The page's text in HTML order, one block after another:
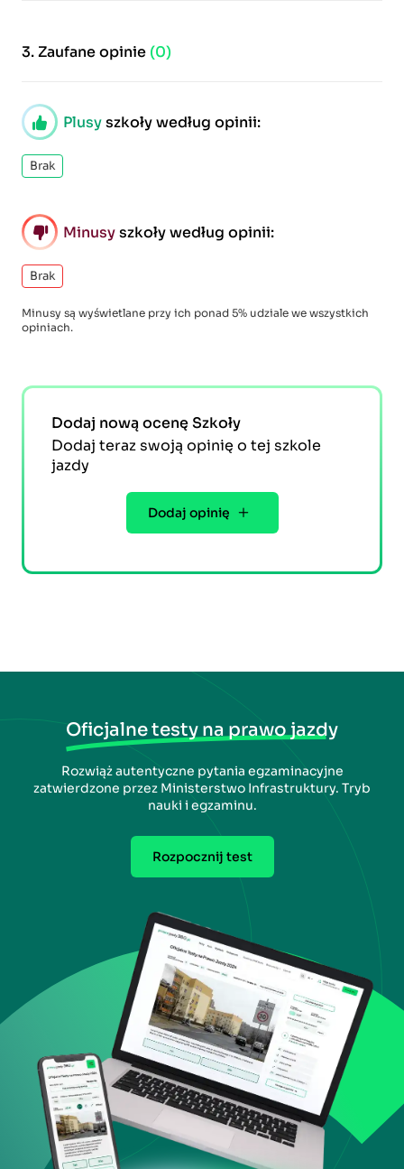
3.Zaufane opinie (0)
Plusyszkoły według opinii:
Brak
Minusyszkoły według opinii:
Brak
Minusy są wyświetlane przy ich ponad 5% udziale we wszystkich
opiniach.
Dodaj nową ocenę Szkoły
Dodaj teraz swoją opinię o tej szkole
jazdy
Dodaj opinię
Oficjalne testy na prawo jazdy
Rozwiąż autentyczne pytania egzaminacyjne
zatwierdzone przez Ministerstwo Infrastruktury. Tryb
nauki i egzaminu.
Rozpocznij test